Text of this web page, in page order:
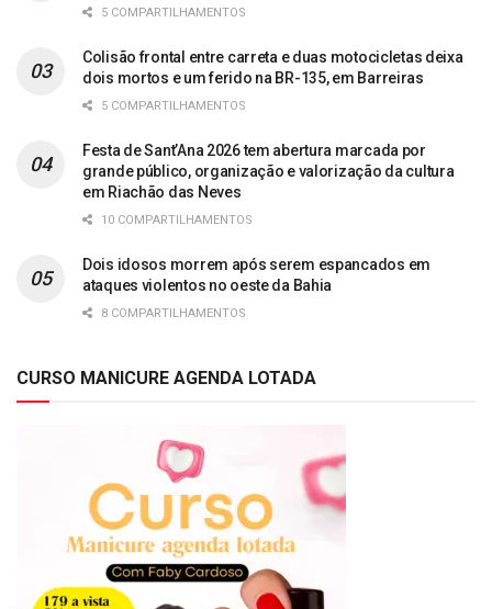
5 COMPARTILHAMENTOS
Colisão frontal entre carreta e duas motocicletas deixa
dois mortos e um ferido na BR-135, em Barreiras
5 COMPARTILHAMENTOS
Festa de Sant’Ana 2026 tem abertura marcada por
grande público, organização e valorização da cultura
em Riachão das Neves
10 COMPARTILHAMENTOS
Dois idosos morrem após serem espancados em
ataques violentos no oeste da Bahia
8 COMPARTILHAMENTOS
CURSO MANICURE AGENDA LOTADA